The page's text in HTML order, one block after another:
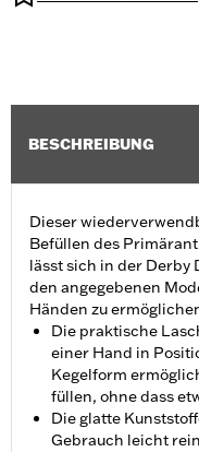
BESCHREIBUNG
Dieser
Befüllen des
lässt sich in der Derby
den angegebenen
Händen zu
Die praktische
einer Hand in
Kegelform
füllen, ohne dass
Die glatte
Gebrauch leicht